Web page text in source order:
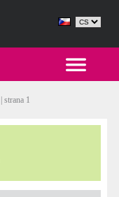
| strana 1